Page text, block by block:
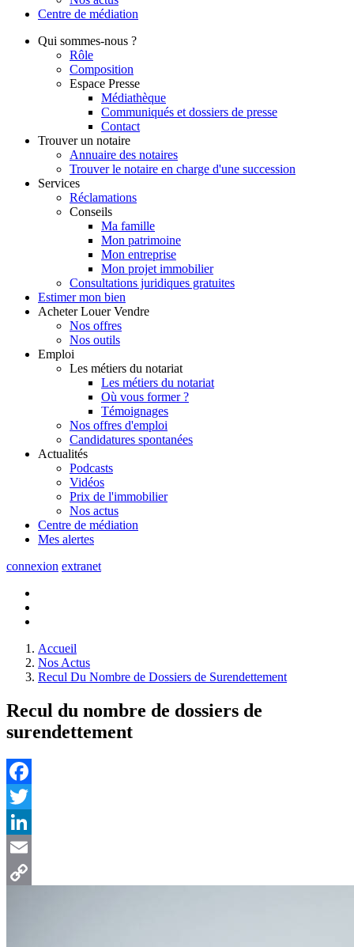
Centre de médiation
Qui sommes-nous ?
Rôle
Composition
Espace Presse
Médiathèque
Communiqués et dossiers de presse
Contact
Trouver un notaire
Annuaire des notaires
Trouver le notaire en charge d'une succession
Services
Réclamations
Conseils
Ma famille
Mon patrimoine
Mon entreprise
Mon projet immobilier
Consultations juridiques gratuites
Estimer mon bien
Acheter Louer Vendre
Nos offres
Nos outils
Emploi
Les métiers du notariat
Les métiers du notariat
Où vous former ?
Témoignages
Nos offres d'emploi
Candidatures spontanées
Actualités
Podcasts
Vidéos
Prix de l'immobilier
Nos actus
Centre de médiation
Mes alertes
connexion extranet
Accueil
Nos Actus
Recul Du Nombre de Dossiers de Surendettement
Recul du nombre de dossiers de
surendettement
Facebook
Twitter
LinkedIn
Email